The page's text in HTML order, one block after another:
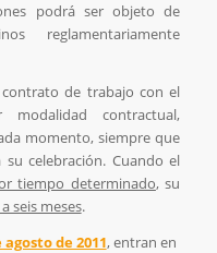
podrá ser objeto de
de trabajo con el
contractual,
momento, siempre que
celebración. Cuando el
tiempo determinado, su
seis meses.
de 2011, entran en